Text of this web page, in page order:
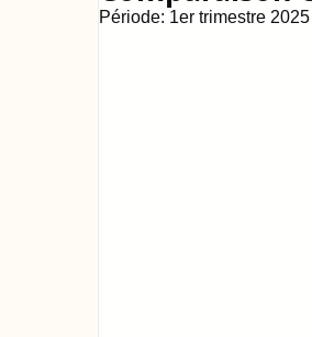
Période: 1er trimestre 2025